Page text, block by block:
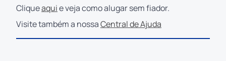
Cliqueaquie veja como alugar sem fiador.
Visite também a nossaCentral de Ajuda